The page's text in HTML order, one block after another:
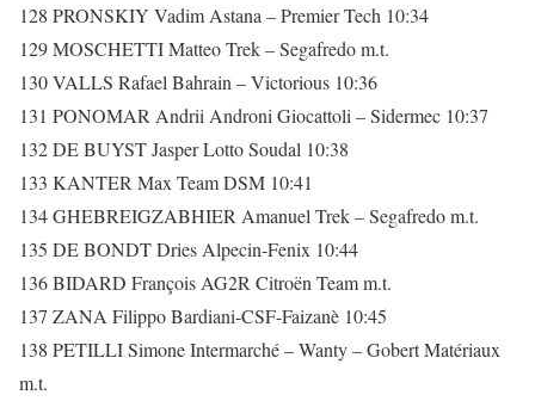
128 PRONSKIY Vadim Astana – Premier Tech 10:34
129 MOSCHETTI Matteo Trek – Segafredo m.t.
130 VALLS Rafael Bahrain – Victorious 10:36
131 PONOMAR Andrii Androni Giocattoli – Sidermec 10:37
132 DE BUYST Jasper Lotto Soudal 10:38
133 KANTER Max Team DSM 10:41
134 GHEBREIGZABHIER Amanuel Trek – Segafredo m.t.
135 DE BONDT Dries Alpecin-Fenix 10:44
136 BIDARD François AG2R Citroën Team m.t.
137 ZANA Filippo Bardiani-CSF-Faizanè 10:45
138 PETILLI Simone Intermarché – Wanty – Gobert Matériaux
m.t.